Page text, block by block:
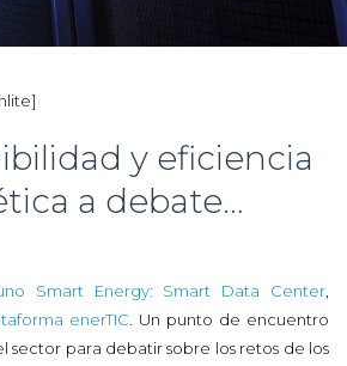
y eficiencia
a debate…
Smart Energy: Smart Data Center
enerTIC . Un punto de encuentro
sector para debatir sobre los retos de los